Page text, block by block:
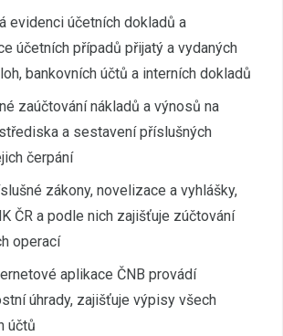
evidenci účetních dokladů a
účetních případů přijatý a vydaných
bankovních účtů a interních dokladů
zaúčtování nákladů a výnosů na
a sestavení příslušných
čerpání
zákony, novelizace a vyhlášky,
ČR a podle nich zajišťuje zúčtování
operací
aplikace ČNB provádí
úhrady, zajišťuje výpisy všech
účtů